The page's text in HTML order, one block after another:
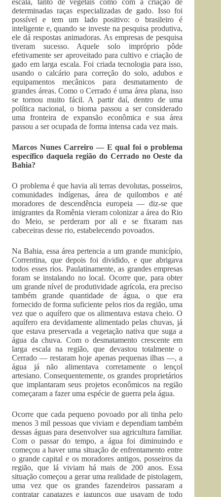
escala, tanto de vegetais como com a criação de
determinadas raças especializadas de gado. Isso foi
possível e tem um lado positivo: o brasileiro é
inteligente e, quando se investe na pesquisa produtiva,
ele dá respostas animadoras. As empresas de pesquisa
tiveram sucesso. Aquele solo impróprio pôde
efetivamente ser aproveitado para cultivo e criação de
gado em larga escala. Foi criada tecnologia para isso,
usando o calcário para correção do solo, adubos e
equipamentos mecânicos para desmatamento de
grandes áreas. Como o Cerrado é uma área plana, isso
se tornou muito fácil. A partir daí, dentro de uma
política nacional, o bioma passou a ser considerado
uma fronteira de expansão econômica e sua área
passou a ser ocupada de forma intensa cada vez mais.
Marcos Nunes Carreiro — E qual foi o problema
específico daquela região do Cerrado no Oeste da
Bahia?
O problema é que havia ali terras devolutas, posseiros,
comunidades indígenas, área de quilombos e até
moradores de descendência europeia — diz-se que
imigrantes da Romênia vieram colonizar a área do Rio
do Meio, se perderam por ali e se fixaram nas
cabeceiras desse rio, estabelecendo povoados.
Na Bahia, essa área pertencia a um grande município,
Correntina, que depois foi dividido, e que abrigava
todos esses rios. Paulatinamente, as grandes empresas
foram se instalando no local. Ocorre que, para obter
um grande nível de produtividade agrícola, era preciso
também grande quantidade de água, o que era
fornecido de forma suficiente pelos rios da região, uma
vez que o aquífero que os alimentava estava cheio. O
aquífero era devidamente alimentado pelas chuvas, já
que estava preservada a vegetação nativa que suga a
água da chuva. Com o desmatamento crescente em
larga escala na região, que devastou totalmente o
Cerrado — restaram hoje apenas pequenas ilhas —, a
água já não alimentava corretamente o lençol
artesiano. Conse­quen­temente, os grandes proprietários
que implantaram seus projetos econômicos na região
começaram a fazer uma espécie de guerra pela água.
Ocorre que cada pequeno povoado por ali tinha pelo
menos 3 mil pessoas que viviam e dependiam também
dessas águas para desenvolver sua agricultura familiar.
Com o passar do tempo, a água foi diminuindo e
começou a haver uma situação de enfrentamento entre
o grande capital e os moradores antigos, posseiros da
região, que lá viviam há mais de 200 anos. Essa
situação começou a gerar uma realidade de pistolagem,
uma vez que os grandes fazendeiros passaram a
contratar capatazes e jagunços que usavam de todo